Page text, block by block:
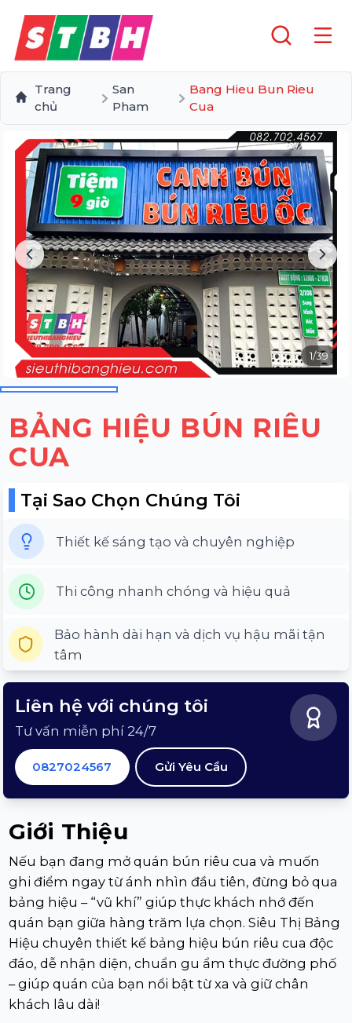
Trang
chủ
San
Pham
Bang Hieu Bun Rieu
Cua
BẢNG HIỆU BÚN RIÊU
CUA
Tại Sao Chọn Chúng Tôi
Thiết kế sáng tạo và chuyên nghiệp
Thi công nhanh chóng và hiệu quả
Bảo hành dài hạn và dịch vụ hậu mãi tận
tâm
Liên hệ với chúng tôi
Tư vấn miễn phí 24/7
0827024567 Gửi Yêu Cầu
1/39
Giới Thiệu
Nếu bạn đang mở quán bún riêu cua và muốn
ghi điểm ngay từ ánh nhìn đầu tiên, đừng bỏ qua
bảng hiệu – “vũ khí” giúp thực khách nhớ đến
quán bạn giữa hàng trăm lựa chọn. Siêu Thị Bảng
Hiệu chuyên thiết kế bảng hiệu bún riêu cua độc
đáo, dễ nhận diện, chuẩn gu ẩm thực đường phố
– giúp quán của bạn nổi bật từ xa và giữ chân
khách lâu dài!